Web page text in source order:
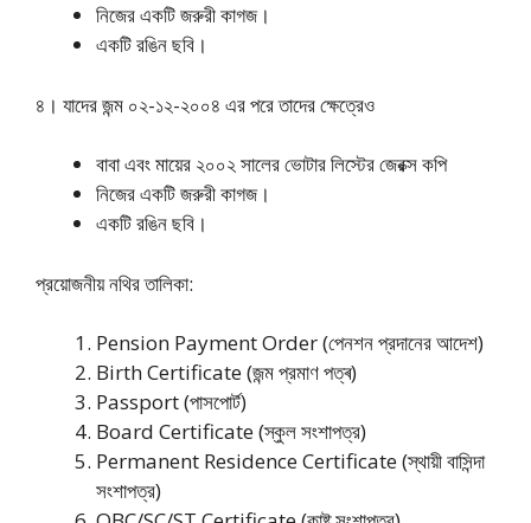
নিজের একটি জরুরী কাগজ।
একটি রঙিন ছবি।
৪। যাদের জন্ম ০২-১২-২০০৪ এর পরে তাদের ক্ষেত্রেও
বাবা এবং মায়ের ২০০২ সালের ভোটার লিস্টের জেরক্স কপি
নিজের একটি জরুরী কাগজ।
একটি রঙিন ছবি।
প্রয়োজনীয় নথির তালিকা:
Pension Payment Order (পেনশন প্রদানের আদেশ)
Birth Certificate (জন্ম প্রমাণ পত্ৰ)
Passport (পাসপোর্ট)
Board Certificate (স্কুল সংশাপত্র)
Permanent Residence Certificate (স্থায়ী বাসিন্দা
সংশাপত্র)